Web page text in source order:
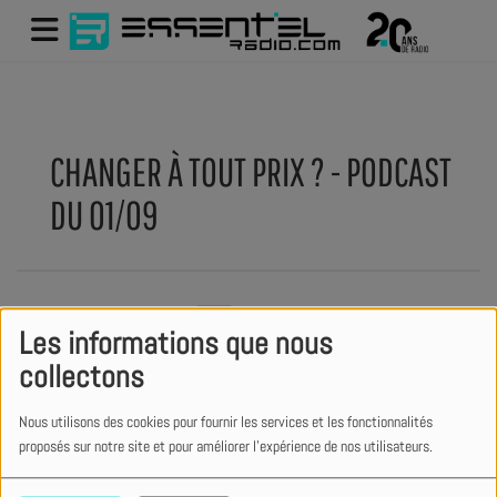
Les informations que nous
collectons
Nous utilisons des cookies pour fournir les services et les fonctionnalités
proposés sur notre site et pour améliorer l'expérience de nos utilisateurs.
CHANGER À TOUT PRIX ? - PODCAST
DU 01/09